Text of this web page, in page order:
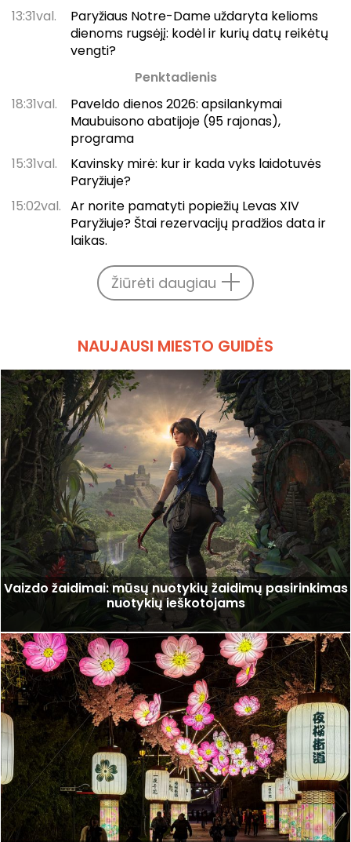
13:31val.
Paryžiaus Notre-Dame uždaryta kelioms
dienoms rugsėjį: kodėl ir kurių datų reikėtų
vengti?
Penktadienis
18:31val.
Paveldo dienos 2026: apsilankymai
Maubuisono abatijoje (95 rajonas),
programa
15:31val.
Kavinsky mirė: kur ir kada vyks laidotuvės
Paryžiuje?
15:02val. Ar norite pamatyti popiežių Levas XIV
Paryžiuje? Štai rezervacijų pradžios data ir
laikas.
Žiūrėti daugiau
NAUJAUSI MIESTO GUIDĖS
Vaizdo žaidimai: mūsų nuotykių žaidimų pasirinkimas
nuotykių ieškotojams